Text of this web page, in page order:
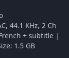
44.1 KHz, 2 Ch
+ subtitle |
1.5 GB